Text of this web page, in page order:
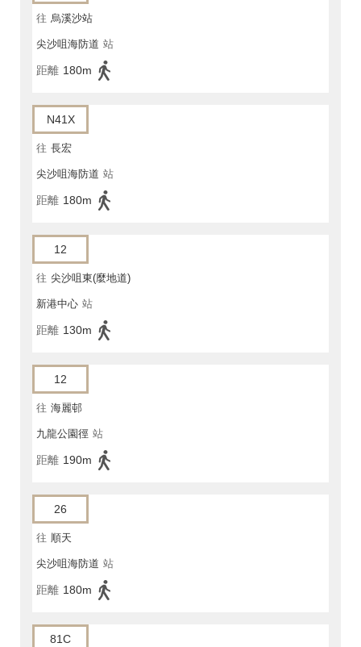
往 烏溪沙站
尖沙咀海防道 站
距離 180m
N41X
往 長宏
尖沙咀海防道 站
距離 180m
12
往 尖沙咀東(麼地道)
新港中心 站
距離 130m
12
往 海麗邨
九龍公園徑 站
距離 190m
26
往 順天
尖沙咀海防道 站
距離 180m
81C